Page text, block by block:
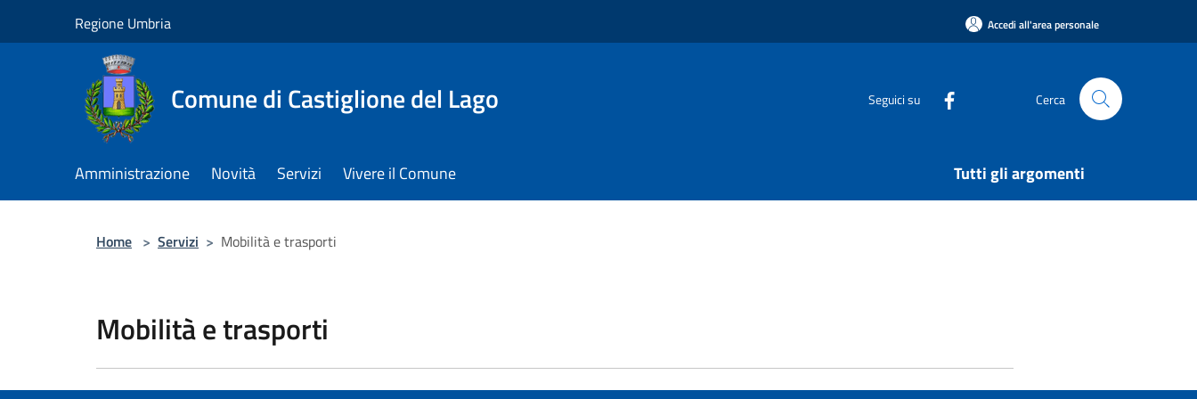
Regione Umbria Accedi all'area personale
Comune di Castiglione del Lago Seguici su Cerca
Amministrazione Novità Servizi Vivere il Comune Tutti gli argomenti
Home > Servizi > Mobilità e trasporti
Mobilità e trasporti